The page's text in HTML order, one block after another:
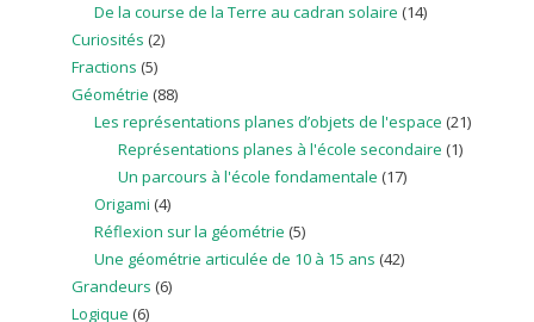
De la course de la Terre au cadran solaire (14)
Curiosités (2)
Fractions (5)
Géométrie (88)
Les représentations planes d’objets de l'espace (21)
Représentations planes à l'école secondaire (1)
Un parcours à l'école fondamentale (17)
Origami (4)
Réflexion sur la géométrie (5)
Une géométrie articulée de 10 à 15 ans (42)
Grandeurs (6)
Logique (6)